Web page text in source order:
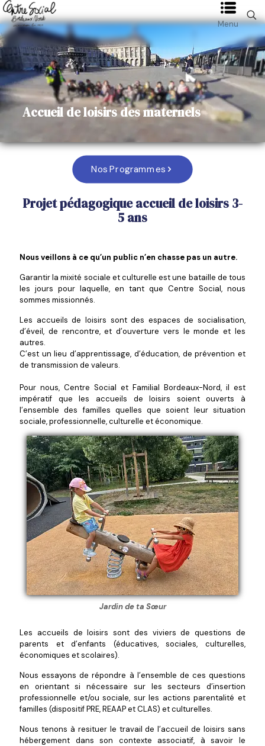
Menu
Accueil de loisirs des maternels
Nos Programmes
Projet pédagogique accueil de loisirs 3-
5 ans
Nous veillons à ce qu’un public n’en chasse pas un autre.
Garantir la mixité sociale et culturelle est une bataille de tous
les jours pour laquelle, en tant que Centre Social, nous
sommes missionnés.
Les accueils de loisirs sont des espaces de socialisation,
d’éveil, de rencontre, et d’ouverture vers le monde et les
autres.
C’est un lieu d’apprentissage, d’éducation, de prévention et
de transmission de valeurs.
Pour nous, Centre Social et Familial Bordeaux-Nord, il est
impératif que les accueils de loisirs soient ouverts à
l’ensemble des familles quelles que soient leur situation
sociale, professionnelle, culturelle et économique.
Jardin de ta Sœur
Les accueils de loisirs sont des viviers de questions de
parents et d’enfants (éducatives, sociales, culturelles,
économiques et scolaires).
Nous essayons de répondre à l’ensemble de ces questions
en orientant si nécessaire sur les secteurs d’insertion
professionnelle et/ou sociale, sur les actions parentalité et
familles (dispositif PRE, REAAP et CLAS) et culturelles.
Nous tenons à resituer le travail de l’accueil de loisirs sans
hébergement dans son contexte associatif, à savoir le